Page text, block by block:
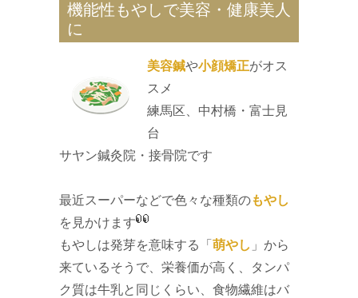
機能性もやしで美容・健康美人
に
美容鍼や小顔矯正がオス
スメ
練馬区、中村橋・富士見
台
サヤン鍼灸院・接骨院です
最近スーパーなどで色々な種類のもやし
を見かけます
もやしは発芽を意味する「 萌やし 」から
来ているそうで、栄養価が高く、タンパ
ク質は牛乳と同じくらい、食物繊維はバ